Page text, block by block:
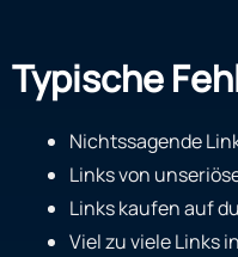
Typische
Nichtssagende
Links von
Links kaufen auf
Viel zu viele Links